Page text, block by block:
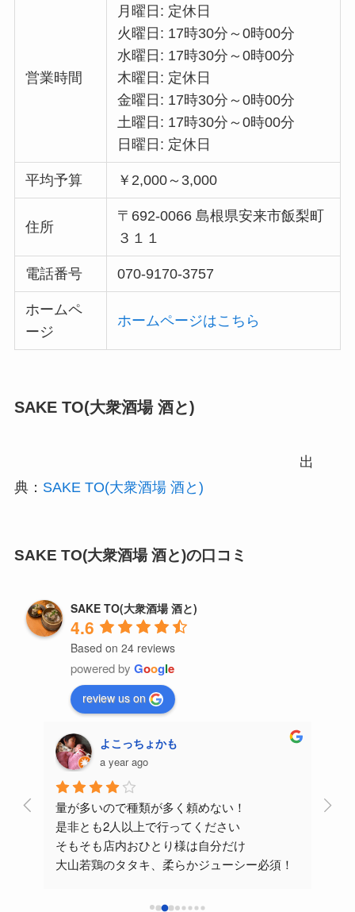
営業時間
月曜日: 定休日
火曜日: 17時30分～0時00分
水曜日: 17時30分～0時00分
木曜日: 定休日
金曜日: 17時30分～0時00分
土曜日: 17時30分～0時00分
日曜日: 定休日
平均予算 ￥2,000～3,000
住所
〒692-0066 島根県安来市飯梨町
３１１
電話番号 070-9170-3757
ホームペ
ージ
ホームページはこちら
SAKE TO(大衆酒場 酒と)
出
典： SAKE TO(大衆酒場 酒と)
SAKE TO(大衆酒場 酒と)の口コミ
SAKE TO(大衆酒場 酒と)
4.6
Based on 24 reviews
powered by Google
review us on
よこっちょかも
a year ago
量が多いので種類が多く頼めない！
是非とも2人以上で行ってください
そもそも店内おひとり様は自分だけ
大山若鶏のタタキ、柔らかジューシー必須！
ポテトは見た目重視かな😅
気